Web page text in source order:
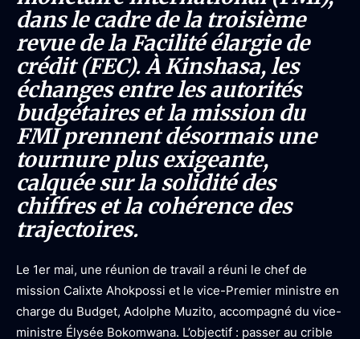
dans le cadre de la troisième
revue de la Facilité élargie de
crédit (FEC). À Kinshasa, les
échanges entre les autorités
budgétaires et la mission du
FMI prennent désormais une
tournure plus exigeante,
calquée sur la solidité des
chiffres et la cohérence des
trajectoires.
Le 1er mai, une réunion de travail a réuni le chef de
mission Calixte Ahokpossi et le vice-Premier ministre en
charge du Budget, Adolphe Muzito, accompagné du vice-
ministre Élysée Bokomwana. L’objectif : passer au crible